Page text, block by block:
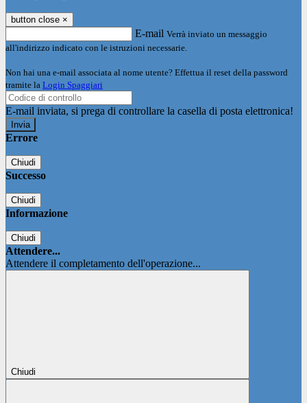
button close ×
E-mail Verrà inviato un messaggio
all'indirizzo indicato con le istruzioni necessarie.
Non hai una e-mail associata al nome utente? Effettua il reset della password
tramite la Login Spaggiari
E-mail inviata, si prega di controllare la casella di posta elettronica!
Errore
Chiudi
Successo
Chiudi
Informazione
Chiudi
Attendere...
Attendere il completamento dell'operazione...
Chiudi